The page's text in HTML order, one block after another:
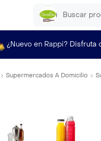
¿Nuevo en Rappi? Disfruta
Supermercados A Domicilio